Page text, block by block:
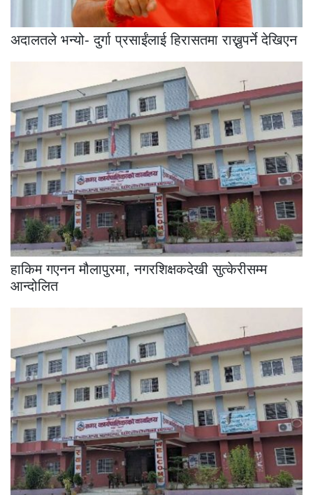
अदालतले भन्यो- दुर्गा प्रसाईंलाई हिरासतमा राख्नुपर्ने देखिएन
हाकिम गएनन मौलापुरमा, नगरशिक्षकदेखी सुत्केरीसम्म
आन्दोलित